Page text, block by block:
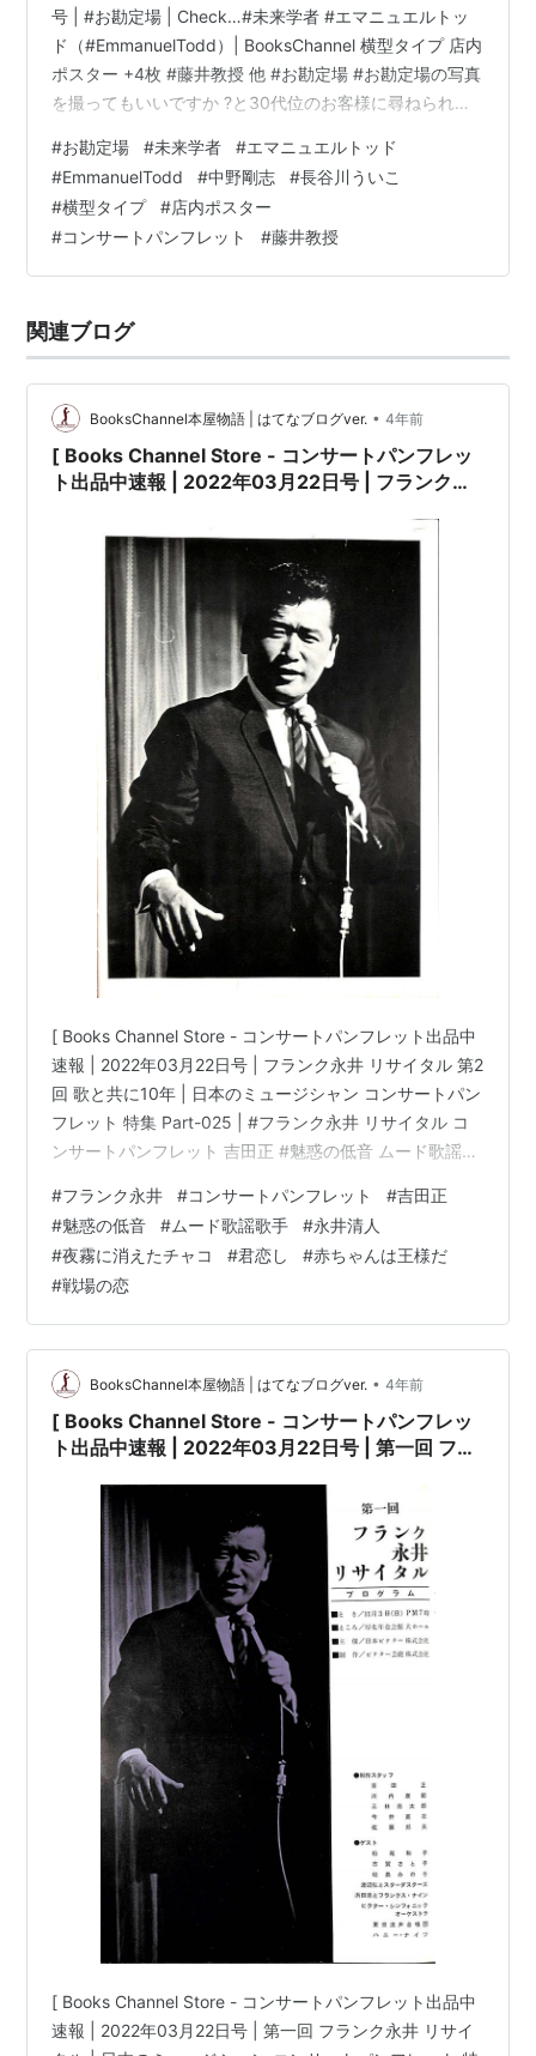
号 | #お勘定場 | Check…#未来学者 #エマニュエルトッ
ド（#EmmanuelTodd）| BooksChannel 横型タイプ 店内
ポスター +4枚 #藤井教授 他 #お勘定場 #お勘定場の写真
を撮ってもいいですか ?と30代位のお客様に尋ねられま
お客様がおっしゃるには、このようなしっかりしたお勘
定場は昭和的で実にレトロで珍しいとのこと。お言葉を
受けて、改めて「お勘定場」は、今ではRAREであること
を認識しました。もっと磨くことに致します。 Che…
#お勘定場 #未来学者 #エマニュエルトッド
#EmmanuelTodd #中野剛志 #長谷川ういこ
#横型タイプ #店内ポスター
#コンサートパンフレット #藤井教授
関連ブログ
BooksChannel本屋物語 | はてなブログver. • 4年前
[ Books Channel Store - コンサートパンフレッ
ト出品中速報 | 2022年03月22日号 | フランク永
ジシャン コンサートパンフレット 特集 Part-025
| #フランク永井 リサイタル コンサートパンフレ
ット 吉田正 #魅惑の低音 ムード歌謡歌手 #永井清
人 夜霧に消えたチャコ 君恋し 逢いたくて 他 |
[ Books Channel Store - コンサートパンフレット出品中
速報 | 2022年03月22日号 | フランク永井 リサイタル 第2
回 歌と共に10年 | 日本のミュージシャン コンサートパン
フレット 特集 Part-025 | #フランク永井 リサイタル コ
ンサートパンフレット 吉田正 #魅惑の低音 ムード歌謡歌
フランク永井 リサイタル 第2回 歌と共に10年 [コンサー
トパンフレット]コンディション:中古 可コンディション
説明文:※古書「可」。[コンサートパンフレット][※発行
所:ビクター][1965年11月3日…
#フランク永井 #コンサートパンフレット #吉田正
#魅惑の低音 #ムード歌謡歌手 #永井清人
#夜霧に消えたチャコ #君恋し #赤ちゃんは王様だ
#戦場の恋
BooksChannel本屋物語 | はてなブログver. • 4年前
[ Books Channel Store - コンサートパンフレッ
ト出品中速報 | 2022年03月22日号 | 第一回 フラ
サートパンフレット 特集 Part-016 | #フランク永
井 リサイタル コンサートパンフレット 吉田正 #
魅惑の低音 ムード歌謡歌手 #永井清人 夜霧に消え
たチャコ 君恋し 逢いたくて 他 |
[ Books Channel Store - コンサートパンフレット出品中
速報 | 2022年03月22日号 | 第一回 フランク永井 リサイ